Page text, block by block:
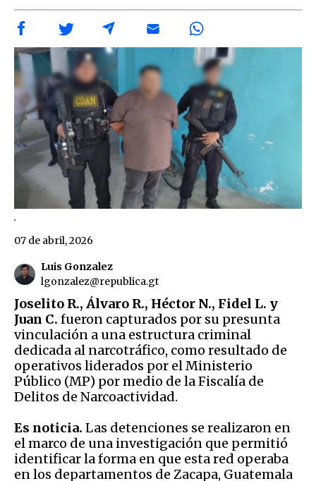
.
Luis Gonzalez
lgonzalez@republica.gt
07 de abril, 2026
Joselito R., Álvaro R., Héctor N., Fidel L. y
Juan C. fueron capturados por su presunta
vinculación a una estructura criminal
dedicada al narcotráfico, como resultado de
operativos liderados por el Ministerio
Público (MP) por medio de la Fiscalía de
Delitos de Narcoactividad.
Es noticia. Las detenciones se realizaron en
el marco de una investigación que permitió
identificar la forma en que esta red operaba
en los departamentos de Zacapa, Guatemala